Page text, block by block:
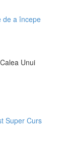
de a începe
Unui
Super Curs